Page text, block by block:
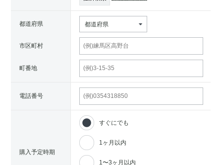
都道府県 都道府県
市区町村
町番地
電話番号
購入予定時期
すぐにでも
1ヶ月以内
1〜3ヶ月以内